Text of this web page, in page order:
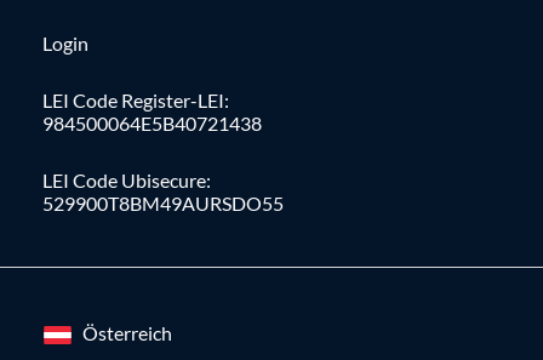
Login
LEI Code Register-LEI:
984500064E5B40721438
LEI Code Ubisecure:
529900T8BM49AURSDO55
Österreich